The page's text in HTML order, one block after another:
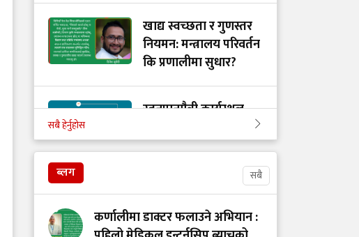
खाद्य स्वच्छता र गुणस्तर
नियमन: मन्त्रालय परिवर्तन
कि प्रणालीमा सुधार?
स्तनपानमैत्री कार्यस्थल
देशको, सम्मान कहिले?
सबै हेर्नुहोस
ब्लग सबै
कर्णालीमा डाक्टर फलाउने अभियान :